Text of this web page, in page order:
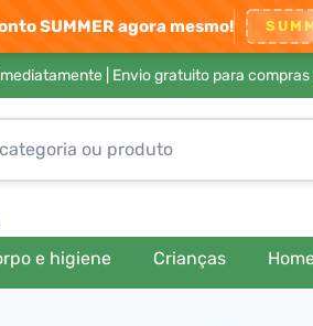
SUMMER agora mesmo!
| Envio gratuito para compras
e higiene Crianças